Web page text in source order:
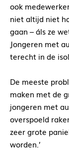
ook
niet altijd niet
gaan – áls ze
Jongeren met
terecht in de
De meeste
maken met de
jongeren met
overspoeld
zeer grote
worden.’